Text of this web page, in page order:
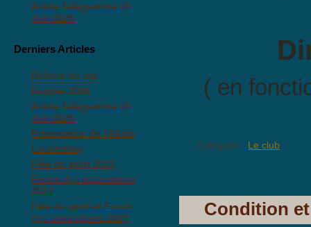
Article Télégramme 20
Juin 2025
Derniers Articles
Refonte du site
Reprise 2026
Article Télégramme 20
Juin 2025
Présentation de l'Aïkido
Localisation
Fête du sport 2022
Forum des associations
2022
Fête du sport et Forum
des associations 2020
( en
Catégorie : Le club
Condition